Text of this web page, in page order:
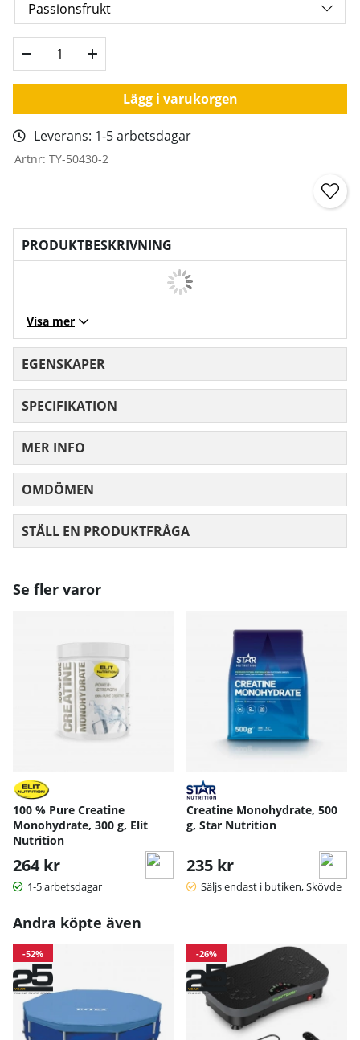
Lägg i varukorgen
Leverans: 1-5 arbetsdagar
Artnr: TY-50430-2
PRODUKTBESKRIVNING
Visa mer
EGENSKAPER
SPECIFIKATION
MER INFO
OMDÖMEN
STÄLL EN PRODUKTFRÅGA
Se fler varor
100 % Pure Creatine
Monohydrate, 300 g, Elit
Nutrition
264 kr
1-5 arbetsdagar
Creatine Monohydrate, 500
g, Star Nutrition
235 kr
Säljs endast i butiken, Skövde
Andra köpte även
-52% -26%